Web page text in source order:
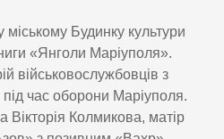
міському Будинку культури
«Янголи Маріуполя».
військовослужбовців з
під час оборони Маріуполя.
Вікторія Колмикова, матір